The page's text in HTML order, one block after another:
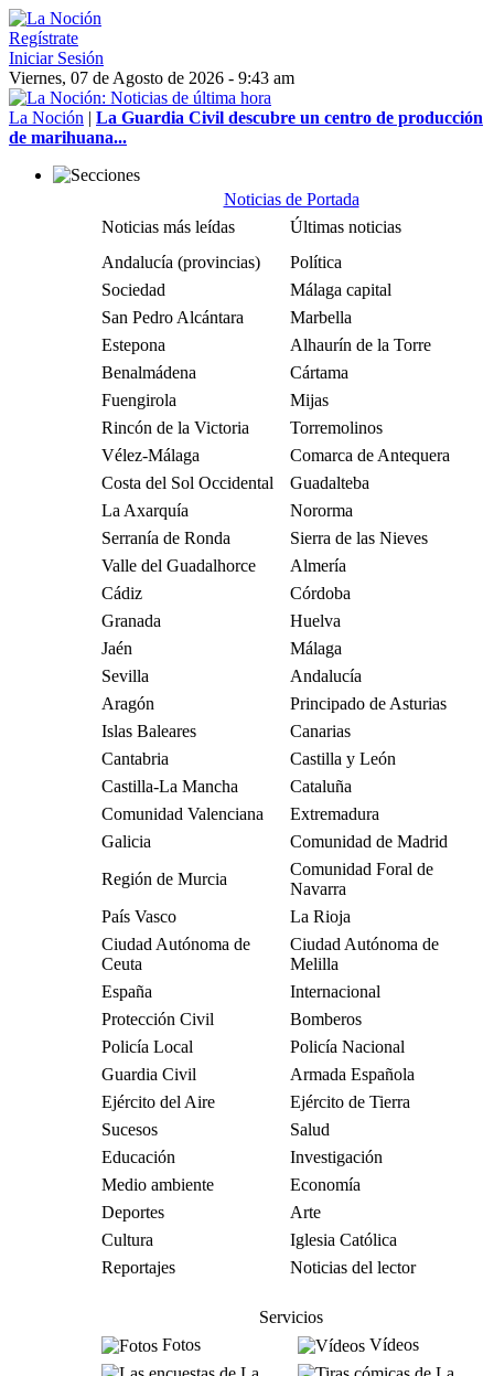
Regístrate
Iniciar Sesión
Viernes, 07 de Agosto de 2026 - 9:43 am
La Noción | La Guardia Civil descubre un centro de producción
de marihuana...
Noticias de Portada
Noticias más leídas
Últimas noticias
Andalucía (provincias)
Política
Sociedad
Málaga capital
San Pedro Alcántara
Marbella
Estepona
Alhaurín de la Torre
Benalmádena
Cártama
Fuengirola
Mijas
Rincón de la Victoria
Torremolinos
Vélez-Málaga
Comarca de Antequera
Costa del Sol Occidental
Guadalteba
La Axarquía
Nororma
Serranía de Ronda
Sierra de las Nieves
Valle del Guadalhorce
Almería
Cádiz
Córdoba
Granada
Huelva
Jaén
Málaga
Sevilla
Andalucía
Aragón
Principado de Asturias
Islas Baleares
Canarias
Cantabria
Castilla y León
Castilla-La Mancha
Cataluña
Comunidad Valenciana
Extremadura
Galicia
Comunidad de Madrid
Región de Murcia
Comunidad Foral de
Navarra
País Vasco
La Rioja
Ciudad Autónoma de
Ceuta
Ciudad Autónoma de
Melilla
España
Internacional
Protección Civil
Bomberos
Policía Local
Policía Nacional
Guardia Civil
Armada Española
Ejército del Aire
Ejército de Tierra
Sucesos
Salud
Educación
Investigación
Medio ambiente
Economía
Deportes
Arte
Cultura
Iglesia Católica
Reportajes
Noticias del lector
Servicios
Fotos
Vídeos